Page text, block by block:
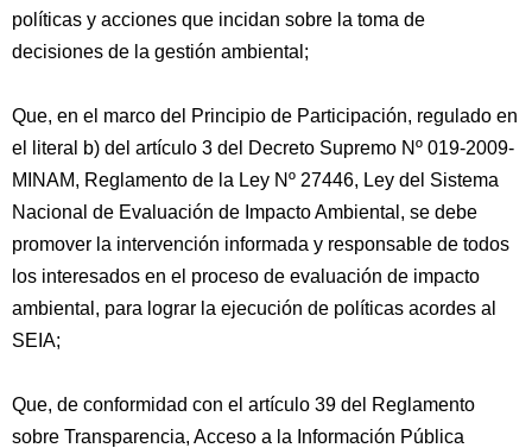
políticas y acciones que incidan sobre la toma de
decisiones de la gestión ambiental;
Que, en el marco del Principio de Participación, regulado en
el literal b) del artículo 3 del Decreto Supremo Nº 019-2009-
MINAM, Reglamento de la Ley Nº 27446, Ley del Sistema
Nacional de Evaluación de Impacto Ambiental, se debe
promover la intervención informada y responsable de todos
los interesados en el proceso de evaluación de impacto
ambiental, para lograr la ejecución de políticas acordes al
SEIA;
Que, de conformidad con el artículo 39 del Reglamento
sobre Transparencia, Acceso a la Información Pública